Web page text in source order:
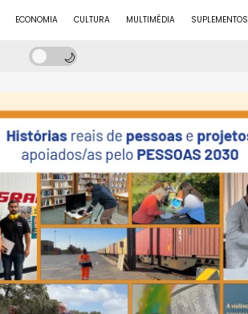
ECONOMIA CULTURA MULTIMÉDIA SUPLEMENTOS